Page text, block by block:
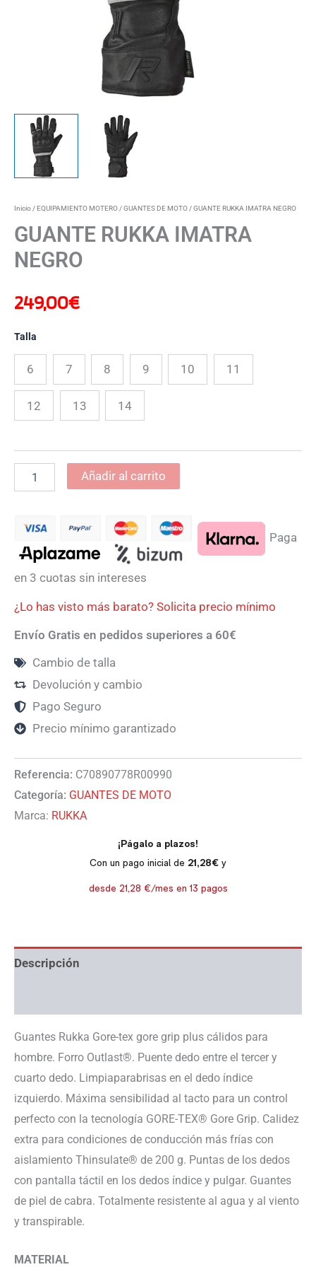
Inicio /EQUIPAMIENTO MOTERO /GUANTES DE MOTO / GUANTE RUKKA IMATRA NEGRO
GUANTE RUKKA IMATRA
NEGRO
249,00€
Talla
6 7 8 9 10 11
12 13 14
Añadir al carrito
Paga
en 3 cuotas sin intereses
¿Lo has visto más barato? Solicita precio mínimo
Envío Gratis en pedidos superiores a 60€
Cambio de talla
Devolución y cambio
Pago Seguro
Precio mínimo garantizado
Referencia: C70890778R00990
Categoría: GUANTES DE MOTO
Marca: RUKKA
Descripción
Guantes Rukka Gore-tex gore grip plus cálidos para
hombre. Forro Outlast®. Puente dedo entre el tercer y
cuarto dedo. Limpiaparabrisas en el dedo índice
izquierdo. Máxima sensibilidad al tacto para un control
perfecto con la tecnología GORE-TEX® Gore Grip. Calidez
extra para condiciones de conducción más frías con
aislamiento Thinsulate® de 200 g. Puntas de los dedos
con pantalla táctil en los dedos índice y pulgar. Guantes
de piel de cabra. Totalmente resistente al agua y al viento
y transpirable.
MATERIAL